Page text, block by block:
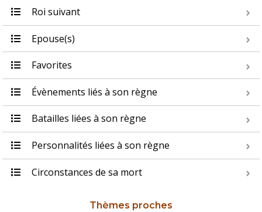
Roi suivant
Epouse(s)
Favorites
Évènements liés à son règne
Batailles liées à son règne
Personnalités liées à son règne
Circonstances de sa mort
Thèmes proches